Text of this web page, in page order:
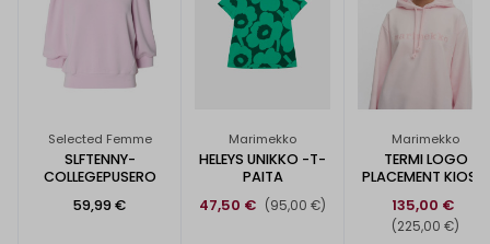
Selected Femme
SLFTENNY-
COLLEGEPUSERO
59,99 €
Marimekko
HELEYS UNIKKO -T-
PAITA
47,50 € (95,00 €)
Marimekko
TERMI LOGO
PLACEMENT KIOSKI
135,00 €
(225,00 €)